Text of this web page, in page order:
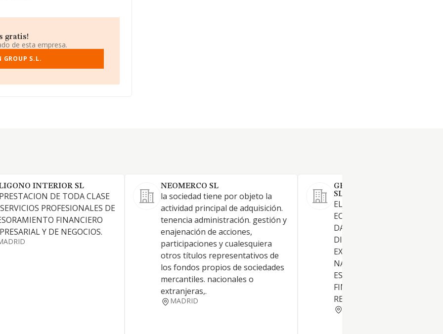
gratis!
de esta empresa.
GROUP S.L.
INTERIOR SL
DE TODA CLASE
PROFESIONALES DE
FINANCIERO
Y DE NEGOCIOS.
NEOMERCO SL
la sociedad tiene por objeto la
actividad principal de adquisición.
tenencia administración. gestión y
enajenación de acciones,
participaciones y cualesquiera
otros títulos representativos de
los fondos propios de sociedades
mercantiles. nacionales o
extranjeras,.
MADRID
GESFIN ASESORES
SL
EL ASESORAMIENTO EN
ECONOMICA Y FINANCIERA,
DANDO A CONOCER LOS
DISTINTOS PRODUCTOS
EXISTENTES EN EL
NACIONAL Y EXTRANJERO,
ESTABLECIENDO
FINANCIERAS PARA
RENDIMIENTOS, ETC